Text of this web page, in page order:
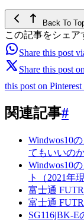
Back To
この記事をシェア
Share this post
Share this post
this post on Pinterest
関連記事#
Windwos10
てもいいの
Windwos10
ト（2021年
富士通
富士通
SG116jBK-